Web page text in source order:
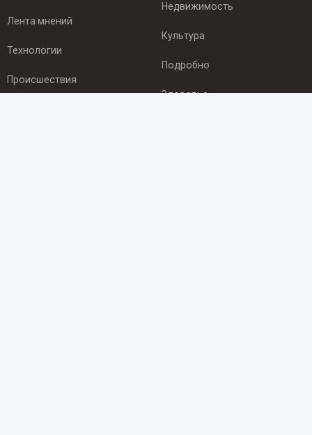
Лента мнений
Технологии
Происшествия
Недвижимость
Культура
Подробно
Здоровье